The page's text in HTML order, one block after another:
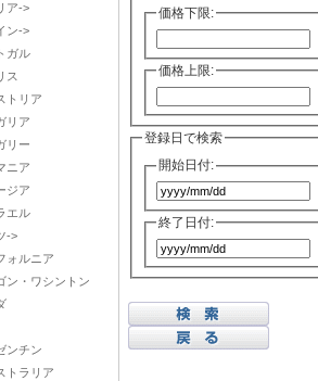
ア->
ン->
ガル
ス
トリア
リア
リー
ニア
ジア
エル
->
ォルニア
ン・ワシントン
ンチン
トラリア
価格下限:
価格上限:
登録日で検索
開始日付:
終了日付: